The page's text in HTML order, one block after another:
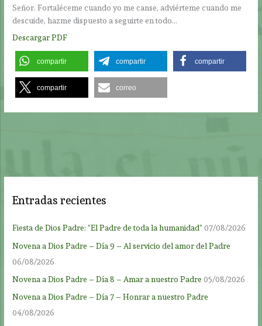
Señor. Fortaléceme cuando yo me canse, adviérteme cuando me
descuide, hazme dispuesto a seguirte en todo…
Descargar PDF
compartir compartir compartir
compartir correo
Entradas recientes
Fiesta de Dios Padre: “El Padre de toda la humanidad” 07/08/2026
Novena a Dios Padre – Día 9 – Al servicio del amor del Padre
06/08/2026
Novena a Dios Padre – Día 8 – Amar a nuestro Padre 05/08/2026
Novena a Dios Padre – Día 7 – Honrar a nuestro Padre
04/08/2026